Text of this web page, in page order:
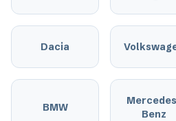
Dacia
BMW
Benz